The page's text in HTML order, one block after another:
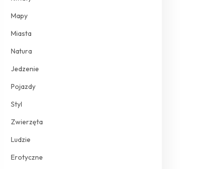
Mapy
Miasta
Natura
Jedzenie
Pojazdy
Styl
Zwierzęta
Ludzie
Erotyczne